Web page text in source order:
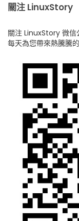
關注 LinuxStory
關注 LinuxStory 微信
每天為您帶來熱騰騰